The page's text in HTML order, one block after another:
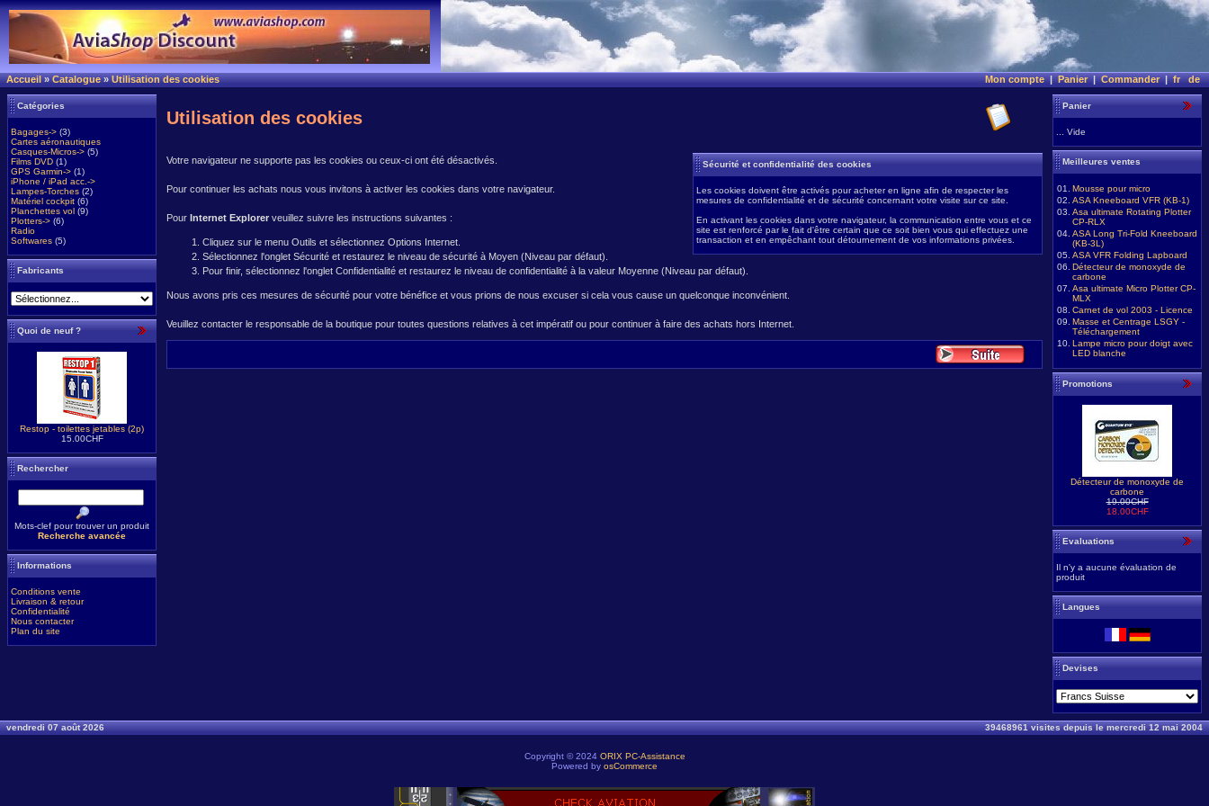
Accueil»Catalogue»Utilisation des cookies Mon compte|Panier|Commander|fr de
Catégories
Bagages-> (3)
Cartes aéronautiques
Casques-Micros-> (5)
Films DVD (1)
GPS Garmin-> (1)
iPhone / iPad acc.->
Lampes-Torches (2)
Matériel cockpit (6)
Planchettes vol (9)
Plotters-> (6)
Radio
Softwares (5)
Fabricants
Quoi de neuf ?
Restop - toilettes jetables (2p)
15.00CHF
Rechercher
Mots-clef pour trouver un produit
Recherche avancée
Informations
Conditions vente
Livraison & retour
Confidentialité
Nous contacter
Plan du site
Utilisation des cookies
Sécurité et confidentialité des cookies
Les cookies doivent être activés pour acheter en ligne afin de respecter les
mesures de confidentialité et de sécurité concernant votre visite sur ce site.
En activant les cookies dans votre navigateur, la communication entre vous et ce
site est renforcé par le fait d'être certain que ce soit bien vous qui effectuez une
transaction et en empêchant tout détournement de vos informations privées.
Votre navigateur ne supporte pas les cookies ou ceux-ci ont été désactivés.
Pour continuer les achats nous vous invitons à activer les cookies dans votre navigateur.
Pour Internet Explorer veuillez suivre les instructions suivantes :
Cliquez sur le menu Outils et sélectionnez Options Internet.
Sélectionnez l'onglet Sécurité et restaurez le niveau de sécurité à Moyen (Niveau par défaut).
Pour finir, sélectionnez l'onglet Confidentialité et restaurez le niveau de confidentialité à la valeur Moyenne (Niveau par défaut).
Nous avons pris ces mesures de sécurité pour votre bénéfice et vous prions de nous excuser si cela vous cause un quelconque inconvénient.
Veuillez contacter le responsable de la boutique pour toutes questions relatives à cet impératif ou pour continuer à faire des achats hors Internet.
Panier
... Vide
Meilleures ventes
01.
Mousse pour micro
02. ASA Kneeboard VFR (KB-1)
03. Asa ultimate Rotating Plotter
CP-RLX
04. ASA Long Tri-Fold Kneeboard
(KB-3L)
05. ASA VFR Folding Lapboard
06. Détecteur de monoxyde de
carbone
07. Asa ultimate Micro Plotter CP-
MLX
08. Carnet de vol 2003 - Licence
09. Masse et Centrage LSGY -
Téléchargement
10. Lampe micro pour doigt avec
LED blanche
Promotions
Détecteur de monoxyde de
carbone
19.00CHF
18.00CHF
Evaluations
Il n'y a aucune évaluation de
produit
Langues
Devises
vendredi 07 août 2026 39468961 visites depuis le mercredi 12 mai 2004
Copyright © 2024 ORIX PC-Assistance
Powered by osCommerce